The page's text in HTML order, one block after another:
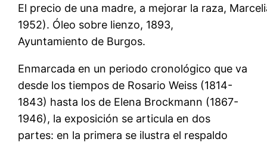
El precio de una madre, a mejorar la raza,
1952). Óleo sobre lienzo, 1893,
Ayuntamiento de Burgos.
Enmarcada en un periodo cronológico que va
desde los tiempos de Rosario Weiss (1814-
1843) hasta los de Elena Brockmann (1867-
1946), la exposición se articula en dos
partes: en la primera se ilustra el respaldo